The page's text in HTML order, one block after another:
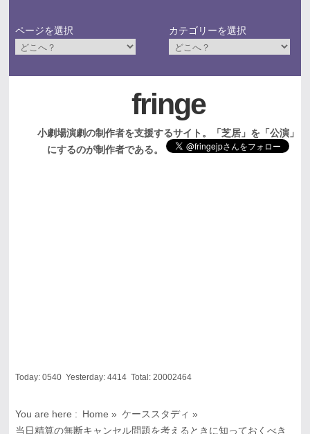
ページを選択 カテゴリーを選択
fringe
小劇場演劇の制作者を支援するサイト。「芝居」を「公演」
にするのが制作者である。
Today: 0540Yesterday: 4414Total: 20002464
You are here : Home » ケーススタディ »
当日精算の無断キャンセル問題を考えるときに知っておくべき